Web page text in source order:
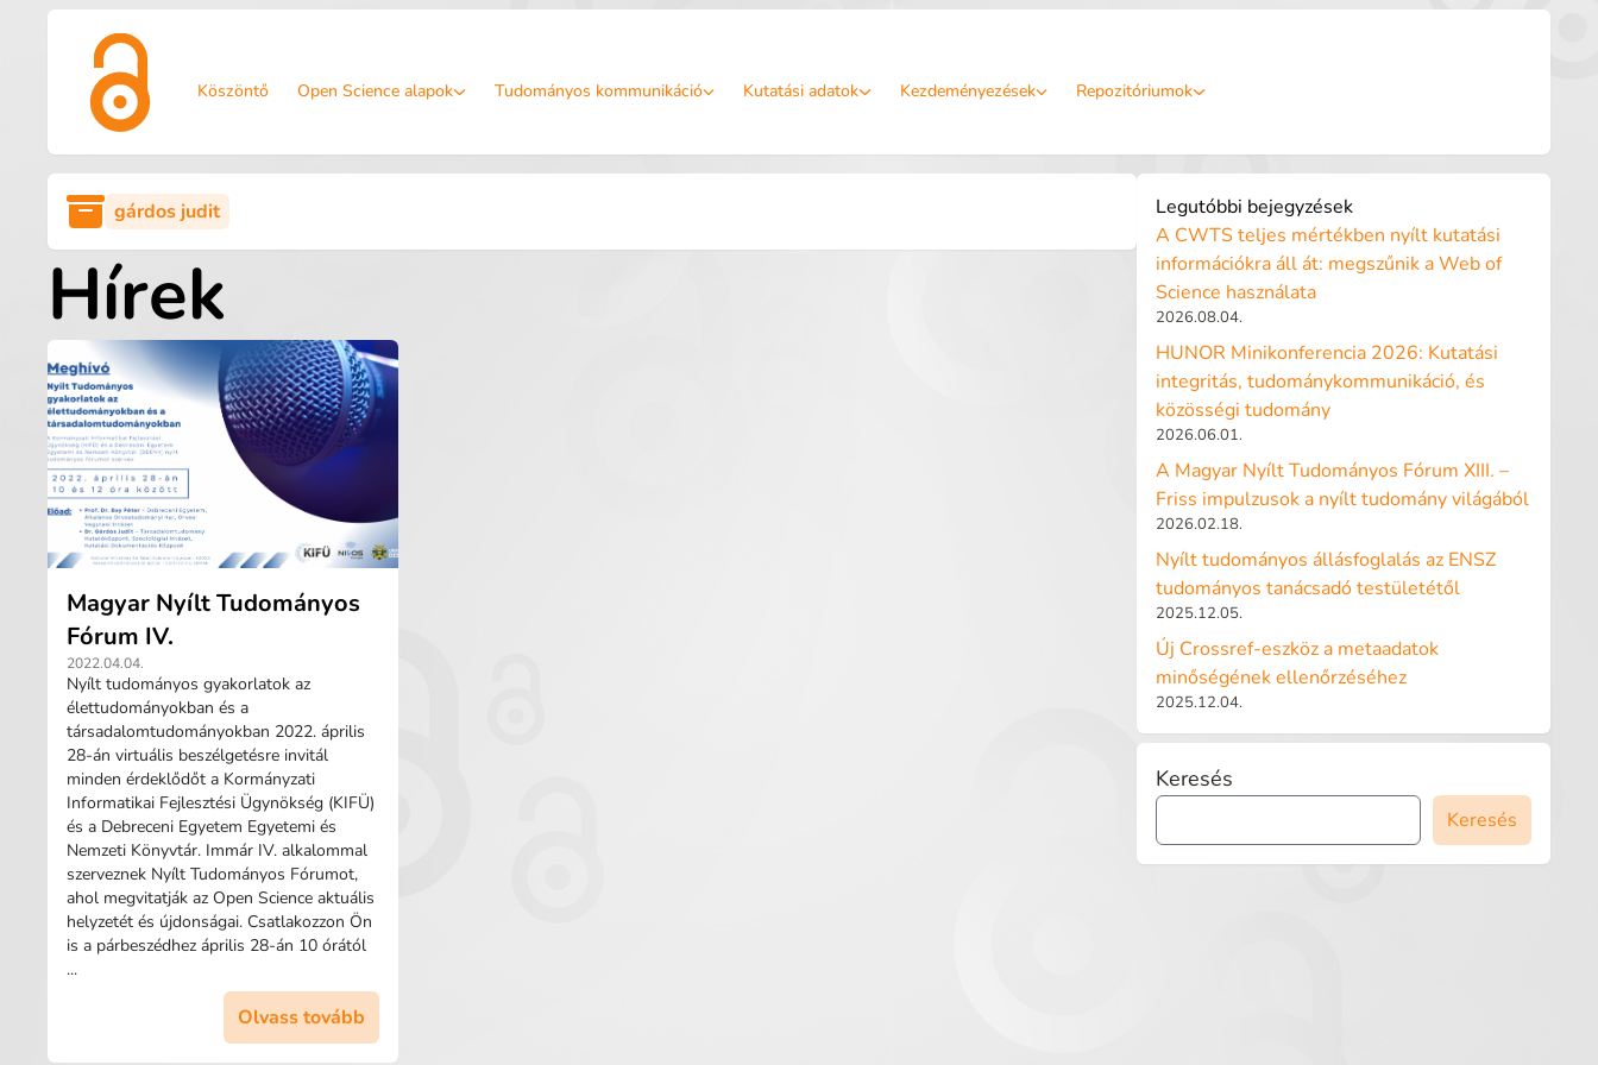
Köszöntő Open Science alapok Tudományos kommunikáció Kutatási adatok Kezdeményezések Repozitóriumok
gárdos judit
Hírek
Magyar Nyílt Tudományos
Fórum IV.
2022.04.04.
Nyílt tudományos gyakorlatok az
élettudományokban és a
társadalomtudományokban 2022. április
28-án virtuális beszélgetésre invitál
minden érdeklődőt a Kormányzati
Informatikai Fejlesztési Ügynökség (KIFÜ)
és a Debreceni Egyetem Egyetemi és
Nemzeti Könyvtár. Immár IV. alkalommal
szerveznek Nyílt Tudományos Fórumot,
ahol megvitatják az Open Science aktuális
helyzetét és újdonságai. Csatlakozzon Ön
is a párbeszédhez április 28-án 10 órától
...
Olvass tovább
Legutóbbi bejegyzések
A CWTS teljes mértékben nyílt kutatási
információkra áll át: megszűnik a Web of
Science használata
2026.08.04.
HUNOR Minikonferencia 2026: Kutatási
integritás, tudománykommunikáció, és
közösségi tudomány
2026.06.01.
A Magyar Nyílt Tudományos Fórum XIII. –
Friss impulzusok a nyílt tudomány világából
2026.02.18.
Nyílt tudományos állásfoglalás az ENSZ
tudományos tanácsadó testületétől
2025.12.05.
Új Crossref-eszköz a metaadatok
minőségének ellenőrzéséhez
2025.12.04.
Keresés
Keresés